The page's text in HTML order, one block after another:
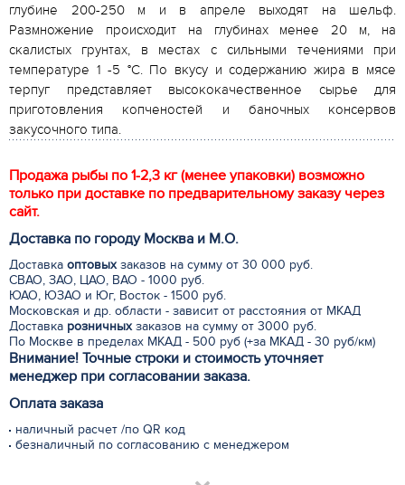
глубине 200-250 м и в апреле выходят на шельф.
Размножение происходит на глубинах менее 20 м, на
скалистых грунтах, в местах с сильными течениями при
температуре 1 -5 °С. По вкусу и содержанию жира в мясе
терпуг представляет высококачественное сырье для
приготовления копченостей и баночных консервов
закусочного типа.
Продажа рыбы по 1-2,3 кг (менее упаковки) возможно
только при доставке по предварительному заказу через
сайт.
Доставка по городу Москва и М.О.
Доставка оптовыхзаказов на сумму от 30 000 руб.
СВАО, ЗАО, ЦАО, ВАО - 1000 руб.
ЮАО, ЮЗАО и Юг, Восток - 1500 руб.
Московская и др. области - зависит от расстояния от МКАД
Доставка розничныхзаказов на сумму от 3000 руб.
По Москве в пределах МКАД - 500 руб (+за МКАД - 30 руб/км)
Внимание! Точные строки и стоимость уточняет
менеджер при согласовании заказа.
Оплата заказа
наличный расчет /по QR код
безналичный по согласованию с менеджером